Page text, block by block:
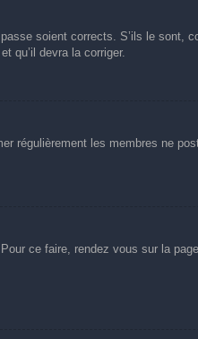
soient corrects. S’ils le sont,
qu’il devra la corriger.
régulièrement les membres ne
ce faire, rendez vous sur la